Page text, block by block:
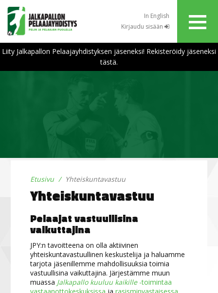
In English
Kirjaudu sisään
Liity Jalkapallon Pelaajayhdistyksen jäseneksi! Rekisteröidy jäseneksi
tästä.
Etusivu Yhteiskuntavastuu
Yhteiskuntavastuu
Pelaajat vastuullisina
vaikuttajina
JPY:n tavoitteena on olla aktiivinen
yhteiskuntavastuullinen keskustelija ja haluamme
tarjota jäsenillemme mahdollisuuksia toimia
vastuullisina vaikuttajina. Järjestämme muun
muassa Jalkapallo kuuluu kaikille-toimintaa